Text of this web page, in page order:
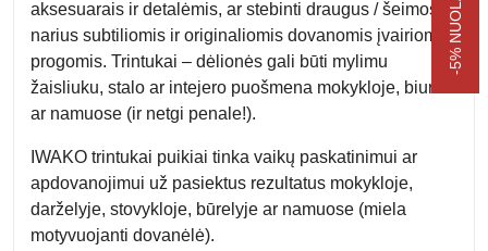
aksesuarais ir detalėmis, ar stebinti draugus / šeimos
narius subtiliomis ir originaliomis dovanomis įvairiomis
progomis. Trintukai – dėlionės gali būti mylimu
žaisliuku, stalo ar intejero puošmena mokykloje, biure
ar namuose (ir netgi penale!).
IWAKO trintukai puikiai tinka vaikų paskatinimui ar
apdovanojimui už pasiektus rezultatus mokykloje,
darželyje, stovykloje, būrelyje ar namuose (miela
motyvuojanti dovanėlė).